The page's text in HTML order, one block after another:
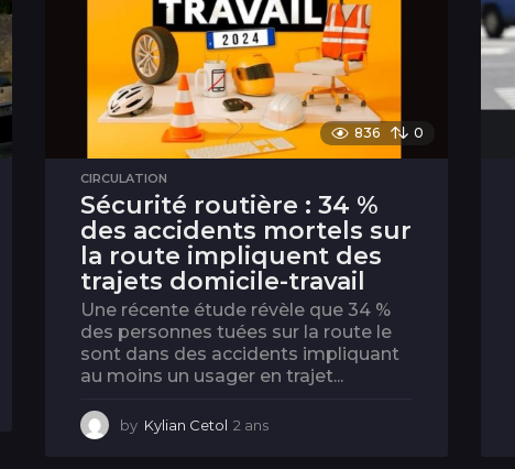
836 0
CIRCULATION
Sécurité routière : 34 %
des accidents mortels sur
la route impliquent des
trajets domicile-travail
Une récente étude révèle que 34 %
des personnes tuées sur la route le
sont dans des accidents impliquant
au moins un usager en trajet...
by Kylian Cetol 2 ans2